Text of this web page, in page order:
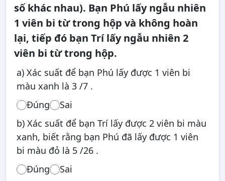
số khác nhau). Bạn Phú lấy ngẫu nhiên
1 viên bi từ trong hộp và không hoàn
lại, tiếp đó bạn Trí lấy ngẫu nhiên 2
viên bi từ trong hộp.
a) Xác suất để bạn Phú lấy được 1 viên bi
màu xanh là 3 /7 .
Đúng
Sai
b) Xác suất để bạn Trí lấy được 2 viên bi màu
xanh, biết rằng bạn Phú đã lấy được 1 viên
bi màu đỏ là 5 /26 .
Đúng
Sai